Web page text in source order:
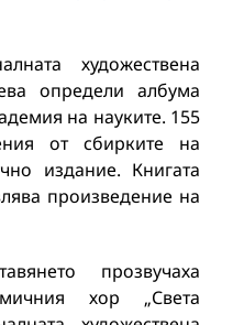
художествена
определи албума
на науките. 155
от сбирките на
издание. Книгата
произведение на
прозвучаха
хор „Света